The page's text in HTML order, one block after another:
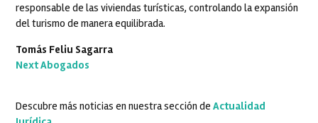
responsable de las viviendas turísticas, controlando la expansión
del turismo de manera equilibrada.
Tomás Feliu Sagarra
Next Abogados
Descubre más noticias en nuestra sección deActualidad